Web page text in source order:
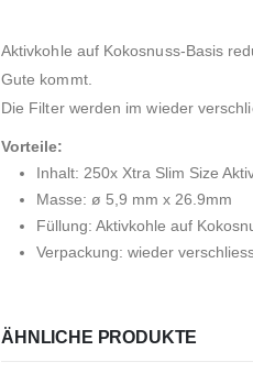
Aktivkohle auf Kokosnuss-Basis
Gute kommt.
Die Filter werden im wieder
Vorteile:
Inhalt: 250x Xtra Slim Size
Masse: ø 5,9 mm x 26.9mm
Füllung: Aktivkohle auf
Verpackung: wieder
ÄHNLICHE PRODUKTE